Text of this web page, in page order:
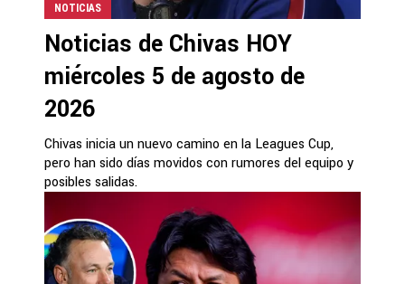
NOTICIAS
Noticias de Chivas HOY
miércoles 5 de agosto de
2026
Chivas inicia un nuevo camino en la Leagues Cup,
pero han sido días movidos con rumores del equipo y
posibles salidas.